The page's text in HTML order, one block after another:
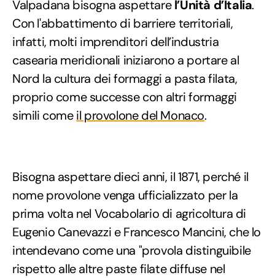
Valpadana bisogna aspettarel’Unità d’Italia.
Con l'abbattimento di barriere territoriali,
infatti, molti imprenditori dell’industria
casearia meridionali iniziarono a portare al
Nord la cultura dei formaggi a pasta filata,
proprio come successe con altri formaggi
simili comeil provolone del Monaco.
Bisogna aspettare dieci anni, il 1871, perché il
nome provolone venga ufficializzato per la
prima volta nel Vocabolario di agricoltura di
Eugenio Canevazzi e Francesco Mancini, che lo
intendevano come una "provola distinguibile
rispetto alle altre paste filate diffuse nel